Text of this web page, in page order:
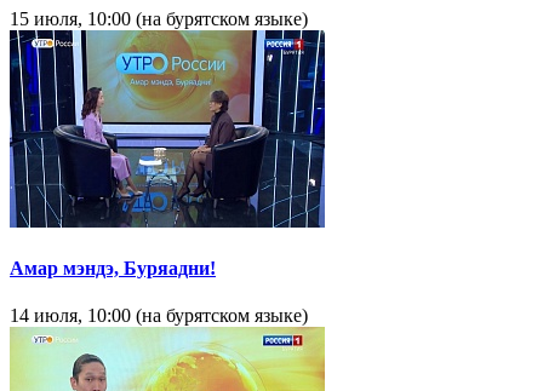
15 июля, 10:00 (на бурятском языке)
Амар мэндэ, Буряадни!
14 июля, 10:00 (на бурятском языке)